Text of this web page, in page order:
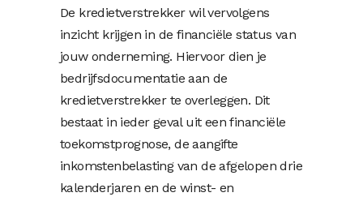
De kredietverstrekker wil vervolgens
inzicht krijgen in de financiële status van
jouw onderneming. Hiervoor dien je
bedrijfsdocumentatie aan de
kredietverstrekker te overleggen. Dit
bestaat in ieder geval uit een financiële
toekomstprognose, de aangifte
inkomstenbelasting van de afgelopen drie
kalenderjaren en de winst- en